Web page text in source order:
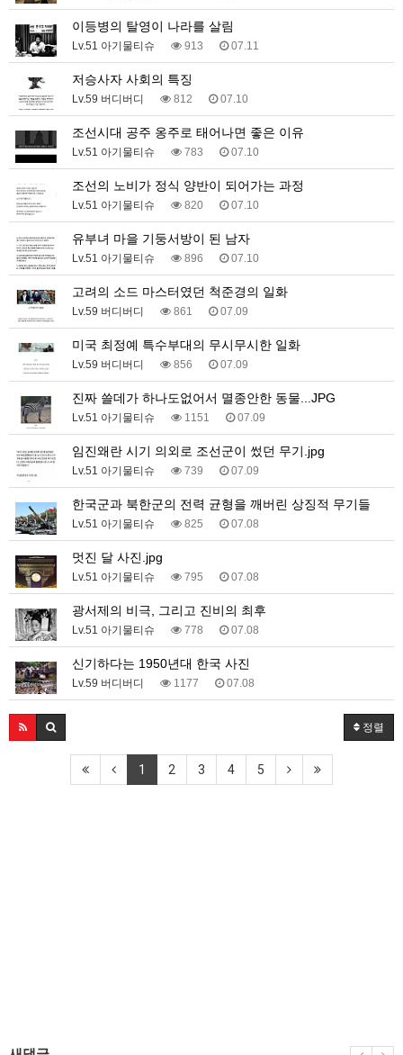
이등병의 탈영이 나라를 살림
Lv.51 아기물티슈 913 07.11
저승사자 사회의 특징
Lv.59 버디버디 812 07.10
조선시대 공주 옹주로 태어나면 좋은 이유
Lv.51 아기물티슈 783 07.10
조선의 노비가 정식 양반이 되어가는 과정
Lv.51 아기물티슈 820 07.10
유부녀 마을 기둥서방이 된 남자
Lv.51 아기물티슈 896 07.10
고려의 소드 마스터였던 척준경의 일화
Lv.59 버디버디 861 07.09
미국 최정예 특수부대의 무시무시한 일화
Lv.59 버디버디 856 07.09
진짜 쓸데가 하나도없어서 멸종안한 동물...JPG
Lv.51 아기물티슈 1151 07.09
임진왜란 시기 의외로 조선군이 썼던 무기.jpg
Lv.51 아기물티슈 739 07.09
한국군과 북한군의 전력 균형을 깨버린 상징적 무기들
Lv.51 아기물티슈 825 07.08
멋진 달 사진.jpg
Lv.51 아기물티슈 795 07.08
광서제의 비극, 그리고 진비의 최후
Lv.51 아기물티슈 778 07.08
신기하다는 1950년대 한국 사진
Lv.59 버디버디 1177 07.08
정렬
1 2 3 4 5